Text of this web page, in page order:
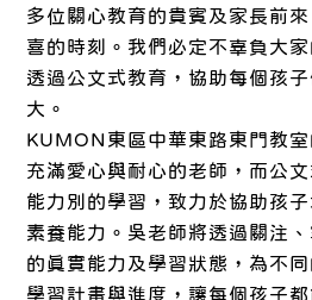
多位關心教育的貴賓及家長前
喜的時刻。我們必定不辜負大
透過公文式教育，協助每個孩
大。
KUMON東區中華東路東門教
充滿愛心與耐心的老師，而公
能力別的學習，致力於協助孩
素養能力。吳老師將透過關注
的真實能力及學習狀態，為不
學習計畫與進度，讓每個孩子